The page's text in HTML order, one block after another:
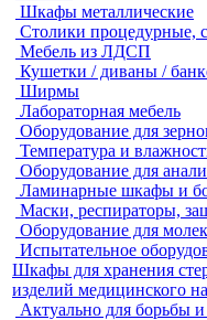
Шкафы металлические
Столики процедурные,
Мебель из ЛДСП
Кушетки / диваны /
Ширмы
Лабораторная мебель
Оборудование для
Температура и
Оборудование для
Ламинарные шкафы и
Маски, респираторы,
Оборудование для
Испытательное
Шкафы для хранения
изделий медицинского
Актуально для борьбы